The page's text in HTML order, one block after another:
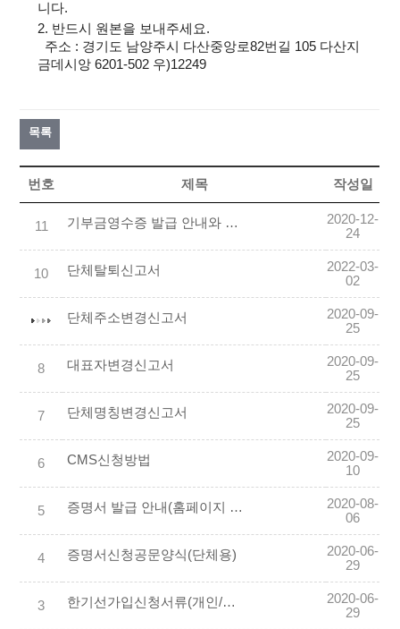
니다.
2. 반드시 원본을 보내주세요.
주소 : 경기도 남양주시 다산중앙로82번길 105 다산지
금데시앙 6201-502 우)12249
목록
번호 제목 작성일
11 기부금영수증 발급 안내와 기부금영수증 Sample
2020-12-
24
10 단체탈퇴신고서
2022-03-
02
단체주소변경신고서
2020-09-
25
8 대표자변경신고서
2020-09-
25
7 단체명칭변경신고서
2020-09-
25
6 CMS신청방법
2020-09-
10
5 증명서 발급 안내(홈페이지 내 증명서 출력 방법)
2020-08-
06
4 증명서신청공문양식(단체용)
2020-06-
29
3 한기선가입신청서류(개인/정회원)
2020-06-
29